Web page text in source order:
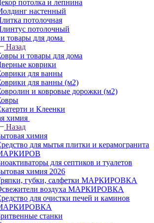
потолка и лепнина
настенный
потолочная
потолочный
товары для дома
Назад
и товары для дома
коврики
для ванны
для ванны (м2)
и ковровые дорожки (м2)
и Клеенки
химия
Назад
химия
для мытья плитки и керамогранита
для септиков и туалетов
химия 2026
губки, салфетки МАРКИРОВКА
воздуха МАРКИРОВКА
для очистки печей и каминов
станки